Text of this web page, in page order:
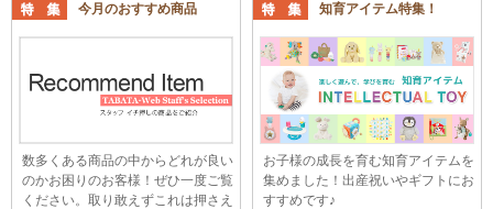
今月のおすすめ商品
数多くある商品の中からどれが良い
のかお困りのお客様！ぜひ一度ご覧
ください。取り敢えずこれは押さえ
知育アイテム特集！
お子様の成長を育む知育アイテムを
集めました！出産祝いやギフトにお
すすめです♪